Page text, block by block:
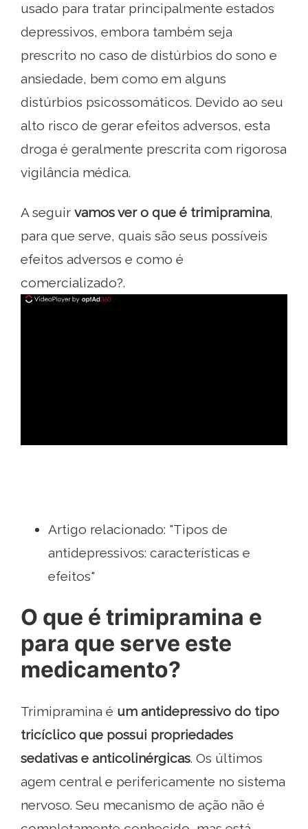
usado para tratar principalmente estados
depressivos, embora também seja
prescrito no caso de distúrbios do sono e
ansiedade, bem como em alguns
distúrbios psicossomáticos. Devido ao seu
alto risco de gerar efeitos adversos, esta
droga é geralmente prescrita com rigorosa
vigilância médica.
A seguir vamos ver o que é trimipramina,
para que serve, quais são seus possíveis
efeitos adversos e como é
comercializado?.
Artigo relacionado: "Tipos de
antidepressivos: características e
efeitos"
O que é trimipramina e
para que serve este
medicamento?
Trimipramina é um antidepressivo do tipo
tricíclico que possui propriedades
sedativas e anticolinérgicas. Os últimos
agem central e perifericamente no sistema
nervoso. Seu mecanismo de ação não é